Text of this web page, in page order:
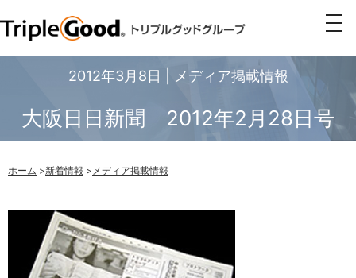
2012年3月8日 | メディア掲載情報
大阪日日新聞 2012年2月28日号
ホーム >新着情報 > メディア掲載情報